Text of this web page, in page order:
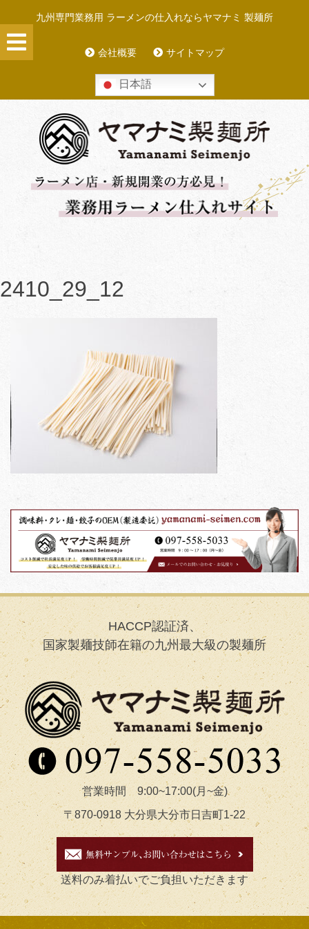
to
content
九州専門業務用 ラーメンの仕入れならヤマナミ 製麺所
会社概要 サイトマップ
日本語
2410_29_12
HACCP認証済、
国家製麺技師在籍の九州最大級の製麺所
営業時間 9:00~17:00(月~金)
〒870-0918 大分県大分市日吉町1-22
送料のみ着払いでご負担いただきます